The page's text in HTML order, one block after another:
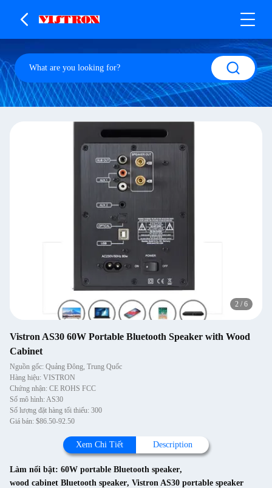
2 / 6
Vistron AS30 60W Portable Bluetooth Speaker with Wood
Cabinet
Nguồn gốc: Quảng Đông, Trung Quốc
Hàng hiệu: VISTRON
Chứng nhận: CE ROHS FCC
Số mô hình: AS30
Số lượng đặt hàng tối thiểu: 300
Giá bán: $86.50-92.50
Xem Chi Tiết Description
Làm nổi bật: 60W portable Bluetooth speaker,
wood cabinet Bluetooth speaker, Vistron AS30 portable speaker